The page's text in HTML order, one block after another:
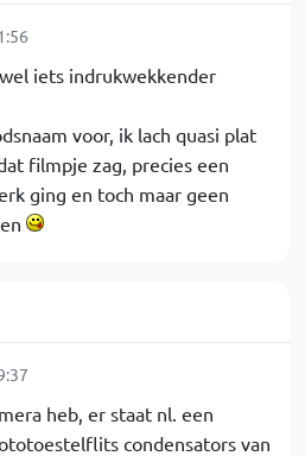
iets indrukwekkender
voor, ik lach quasi plat
filmpje zag, precies een
ging en toch maar geen
heb, er staat nl. een
condensators van